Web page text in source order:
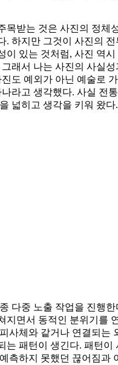
목받는 것은 사진의 정체
. 하지만 그것이 사진의 전
이 있는 것처럼, 사진 역시
래서 나는 사진의 사실
도 예외가 아닌 예술로
라고 생각했다. 사실 전
넓히고 생각을 키워 왔다.
다중 노출 작업을 진행한
지면서 동적인 분위기를
사체와 같거나 연결되는
는 패턴이 생긴다. 패턴이
측하지 못했던 끊어짐과